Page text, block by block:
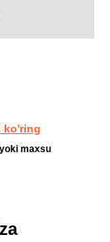
ko'ring
maxsu